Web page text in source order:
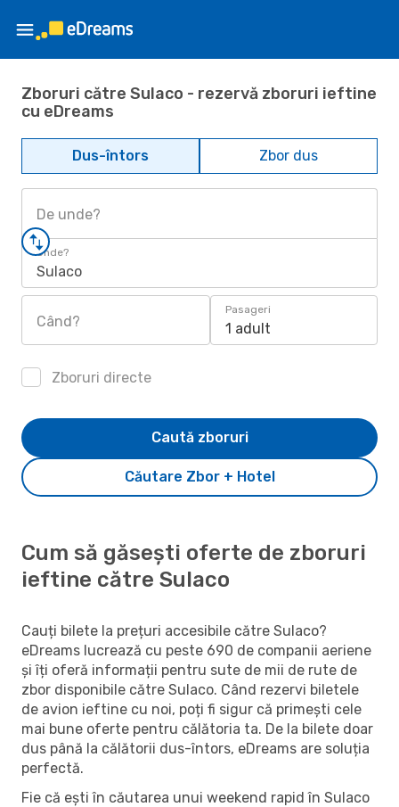
Zboruri către Sulaco - rezervă zboruri ieftine
cu eDreams
Dus-întors Zbor dus
De unde?
Unde?
Sulaco
Când?
Pasageri
1 adult
Zboruri directe
Căutare Zbor + Hotel
Caută zboruri
Cum să găsești oferte de zboruri
ieftine către Sulaco
Cauți bilete la prețuri accesibile către Sulaco?
eDreams lucrează cu peste 690 de companii aeriene
și îți oferă informații pentru sute de mii de rute de
zbor disponibile către Sulaco. Când rezervi biletele
de avion ieftine cu noi, poți fi sigur că primești cele
mai bune oferte pentru călătoria ta. De la bilete doar
dus până la călătorii dus-întors, eDreams are soluția
perfectă.
Fie că ești în căutarea unui weekend rapid în Sulaco